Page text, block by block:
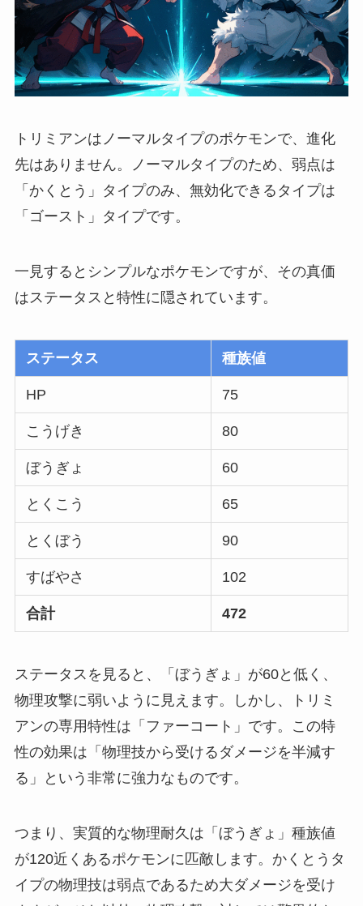
トリミアンはノーマルタイプのポケモンで、進化
先はありません。ノーマルタイプのため、弱点は
「かくとう」タイプのみ、無効化できるタイプは
「ゴースト」タイプです。
一見するとシンプルなポケモンですが、その真価
はステータスと特性に隠されています。
ステータス 種族値
HP 75
こうげき 80
ぼうぎょ 60
とくこう 65
とくぼう 90
すばやさ 102
合計 472
ステータスを見ると、「ぼうぎょ」が60と低く、
物理攻撃に弱いように見えます。しかし、トリミ
アンの専用特性は「ファーコート」です。この特
性の効果は「物理技から受けるダメージを半減す
る」という非常に強力なものです。
つまり、実質的な物理耐久は「ぼうぎょ」種族値
が120近くあるポケモンに匹敵します。かくとうタ
イプの物理技は弱点であるため大ダメージを受け